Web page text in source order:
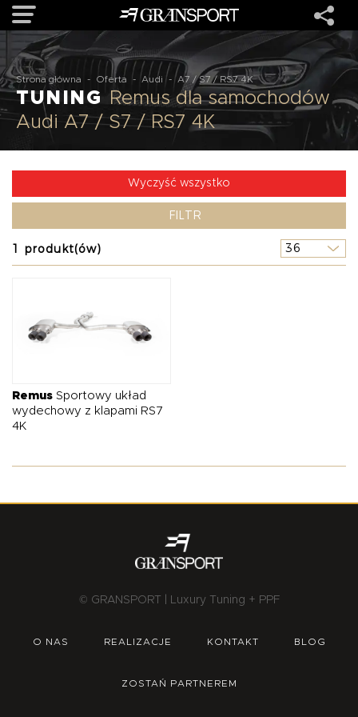
OFERTA
MARKI
O NAS
Strona główna - Oferta - Audi - A7 / S7 / RS7 4K
TUNING
Remus dla samochodów
Audi A7 / S7 / RS7 4K
Wyczyść wszystko
FILTR
1 produkt(ów)
Remus Sportowy układ
wydechowy z klapami RS7
4K
© GRANSPORT | Luxury Tuning + PPF
O NAS REALIZACJE KONTAKT BLOG
ZOSTAŃ PARTNEREM